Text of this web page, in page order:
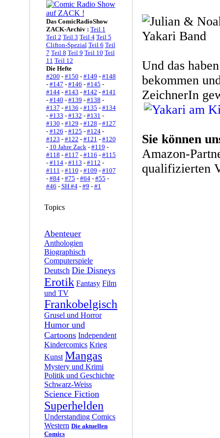
Das ComicRadioShow
ZACK-Archiv : Teil 1
Teil 2 Teil 3 Teil 4 Teil 5
Clifton-Spezial Teil 6 Teil
7 Teil 8 Teil 9 Teil 10 Teil
11 Teil 12
Die Hefte
#200 - #150 - #149 - #148
- #147 - #146 - #145 -
#144- #143 - #142 - #141
- #140 - #139 - #138 -
#137 - #136 - #135 - #134
- #133 - #132 - #131 -
#130 - #129 - #128 - #127
- #126 - #125 - #124-
#123 - #122 - #121 - #120
- 10 Jahre Zack- #119 -
#118 - #117 - #116 - #115
- #114- #113 - #112 -
#111 - #110 - #109 - #107
- #84- #75 - #64- #55 -
#46 - SH #4- #9 - #1
Topics
Abenteuer
Anthologien
Biographisch
Computerspiele
Deutsch Die Disneys
Erotik Fantasy Film
und TV
Frankobelgisch
Grusel und Horror
Humor und
Cartoons Independent
Kindercomics Krieg
Kunst Mangas
Mystery und Krimi
Politik und Geschichte
Schwarz-Weiss
Science Fiction
Superhelden
Understanding Comics
Western Die aktuellen
Comics
Und das
bekommen
ZeichnerIn
Sie können
Amazon-
qualifizierten